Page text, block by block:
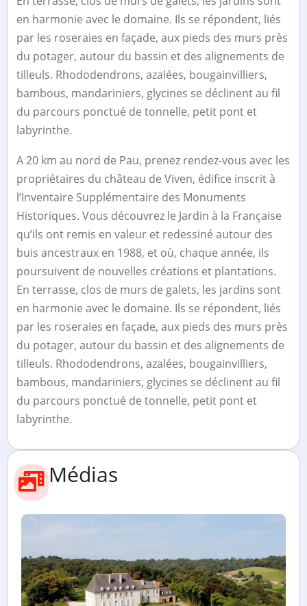
en harmonie avec le domaine. Ils se répondent, liés
par les roseraies en façade, aux pieds des murs près
du potager, autour du bassin et des alignements de
tilleuls. Rhododendrons, azalées, bougainvilliers,
bambous, mandariniers, glycines se déclinent au fil
du parcours ponctué de tonnelle, petit pont et
labyrinthe.
A 20 km au nord de Pau, prenez rendez-vous avec les
propriétaires du château de Viven, édifice inscrit à
l’Inventaire Supplémentaire des Monuments
Historiques. Vous découvrez le Jardin à la Française
qu’ils ont remis en valeur et redessiné autour des
buis ancestraux en 1988, et où, chaque année, ils
poursuivent de nouvelles créations et plantations.
En terrasse, clos de murs de galets, les jardins sont
en harmonie avec le domaine. Ils se répondent, liés
par les roseraies en façade, aux pieds des murs près
du potager, autour du bassin et des alignements de
tilleuls. Rhododendrons, azalées, bougainvilliers,
bambous, mandariniers, glycines se déclinent au fil
du parcours ponctué de tonnelle, petit pont et
labyrinthe.
Médias